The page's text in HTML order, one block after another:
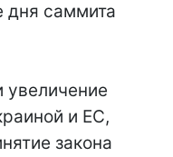
дня саммита
увеличение
и ЕС,
закона